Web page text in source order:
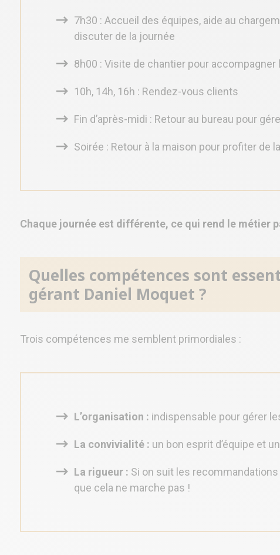
7h30 : Accueil des équipes, aide au
discuter de la journée
8h00 : Visite de chantier pour
10h, 14h, 16h : Rendez-vous clients
Fin d’après-midi : Retour au bureau pour
Soirée : Retour à la maison pour profiter de
Chaque journée est différente, ce qui rend le métier
Quelles compétences sont
gérant Daniel Moquet ?
Trois compétences me semblent primordiales :
L’organisation : indispensable pour gérer
La convivialité : un bon esprit d’équipe et
La rigueur : Si on suit les
que cela ne marche pas !